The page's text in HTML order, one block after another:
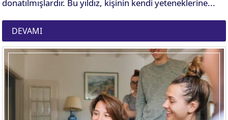
donatılmışlardır. Bu yıldız, kişinin kendi yeteneklerine...
DEVAMI